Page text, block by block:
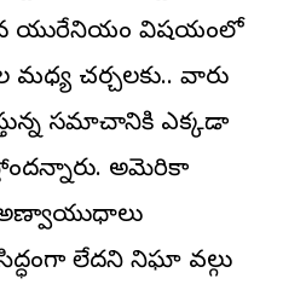
యురేనియం విషయంలో
మధ్య చర్చలకు.. వారు
సమాచారానికి ఎక్కడా
అమెరికా
అణ్వాయుధాలు
లేదని నిఘా వర్గాలు